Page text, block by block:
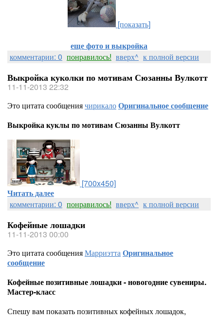
[показать]
еще фото и выкройка
комментарии: 0 понравилось! вверх^ к полной версии
Выкройка куколки по мотивам Сюзанны Вулкотт
11-11-2013 22:32
Это цитата сообщениячирикалоОригинальное сообщение
Выкройка куклы по мотивам Сюзанны Вулкотт
[700x450]
Читать далее
комментарии: 0 понравилось! вверх^ к полной версии
Кофейные лошадки
11-11-2013 00:00
Это цитата сообщенияМарриэттаОригинальное
сообщение
Кофейные позитивные лошадки - новогодние сувениры.
Мастер-класс
Спешу вам показать позитивных кофейных лошадок,